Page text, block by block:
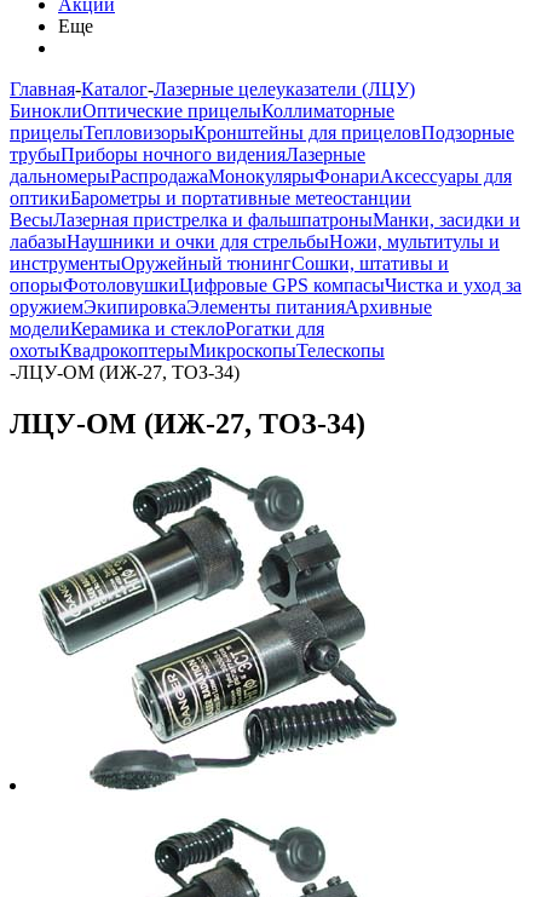
Акции
Еще
Главная-Каталог-Лазерные целеуказатели (ЛЦУ)
БиноклиОптические прицелыКоллиматорные
прицелыТепловизорыКронштейны для прицеловПодзорные
трубыПриборы ночного виденияЛазерные
дальномерыРаспродажаМонокулярыФонариАксессуары для
оптикиБарометры и портативные метеостанции
ВесыЛазерная пристрелка и фальшпатроныМанки, засидки и
лабазыНаушники и очки для стрельбыНожи, мультитулы и
инструментыОружейный тюнингСошки, штативы и
опорыФотоловушкиЦифровые GPS компасыЧистка и уход за
оружиемЭкипировкаЭлементы питанияАрхивные
моделиКерамика и стеклоРогатки для
охотыКвадрокоптерыМикроскопыТелескопы
-ЛЦУ-ОМ (ИЖ-27, ТОЗ-34)
ЛЦУ-ОМ (ИЖ-27, ТОЗ-34)